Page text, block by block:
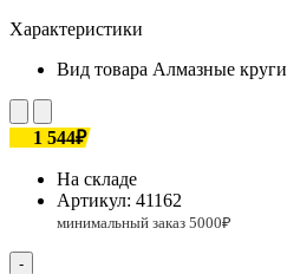
Характеристики
Вид товара Алмазные круги
1 544₽
На складе
Артикул: 41162
-